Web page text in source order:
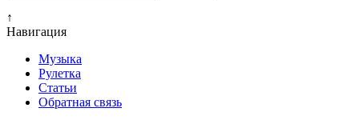
↑
Навигация
Музыка
Рулетка
Cтатьи
Обратная связь